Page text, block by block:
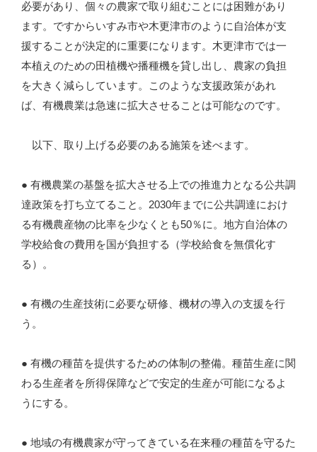
必要があり、個々の農家で取り組むことには困難があり
ます。ですからいすみ市や木更津市のように自治体が支
援することが決定的に重要になります。木更津市では一
本植えのための田植機や播種機を貸し出し、農家の負担
を大きく減らしています。このような支援政策があれ
ば、有機農業は急速に拡大させることは可能なのです。
以下、取り上げる必要のある施策を述べます。
● 有機農業の基盤を拡大させる上での推進力となる公共調
達政策を打ち立てること。2030年までに公共調達におけ
る有機農産物の比率を少なくとも50％に。地方自治体の
学校給食の費用を国が負担する（学校給食を無償化す
る）。
● 有機の生産技術に必要な研修、機材の導入の支援を行
う。
● 有機の種苗を提供するための体制の整備。種苗生産に関
わる生産者を所得保障などで安定的生産が可能になるよ
うにする。
● 地域の有機農家が守ってきている在来種の種苗を守るた